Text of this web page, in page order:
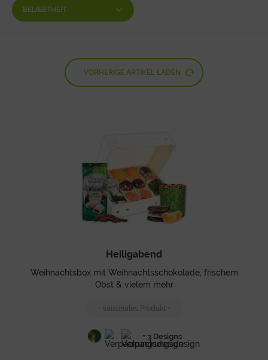
VORHERIGE ARTIKEL LADEN
Heiligabend
Weihnachtsbox mit Weihnachtsschokolade, frischem
Obst & vielem mehr
- saisonales Produkt -
+ 3 Designs